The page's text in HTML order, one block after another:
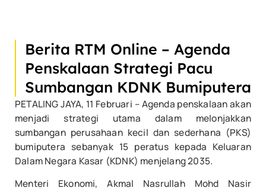
Berita RTM Online – Agenda
Penskalaan Strategi Pacu
Sumbangan KDNK Bumiputera
PETALING JAYA, 11 Februari – Agenda penskalaan akan
menjadi strategi utama dalam melonjakkan
sumbangan perusahaan kecil dan sederhana (PKS)
bumiputera sebanyak 15 peratus kepada Keluaran
Dalam Negara Kasar (KDNK) menjelang 2035.
Menteri Ekonomi, Akmal Nasrullah Mohd Nasir